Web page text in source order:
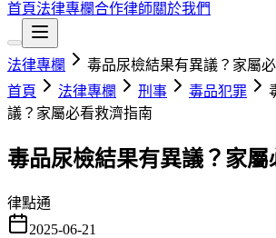
首頁法律專欄合作律師關於我們
法律專欄
毒品尿檢結果有異議？家屬
首頁
法律專欄 刑事 毒品犯罪
議？家屬必看救濟指南
毒品尿檢結果有異議？家
律點通
2025-06-21